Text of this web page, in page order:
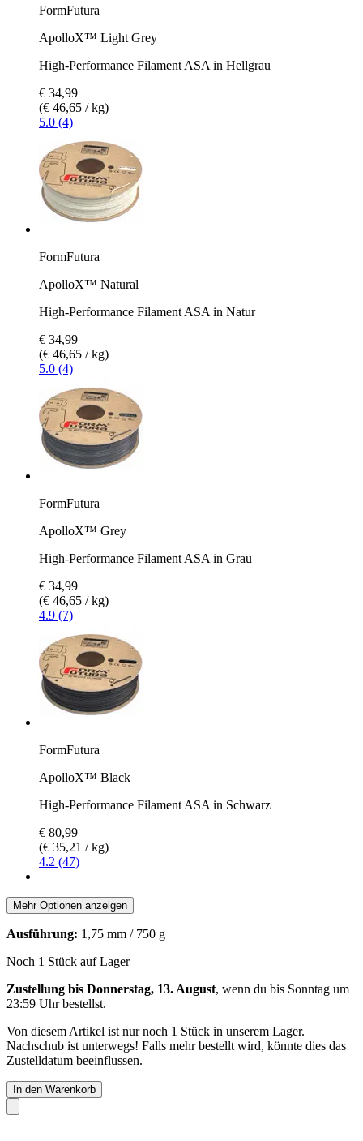
FormFutura
ApolloX™ Light Grey
High-Performance Filament ASA in Hellgrau
€ 34,99
(€ 46,65 / kg)
5.0 (4)
FormFutura
ApolloX™ Natural
High-Performance Filament ASA in Natur
€ 34,99
(€ 46,65 / kg)
5.0 (4)
FormFutura
ApolloX™ Grey
High-Performance Filament ASA in Grau
€ 34,99
(€ 46,65 / kg)
4.9 (7)
FormFutura
ApolloX™ Black
High-Performance Filament ASA in Schwarz
€ 80,99
(€ 35,21 / kg)
4.2 (47)
Mehr Optionen anzeigen
Ausführung: 1,75 mm / 750 g
Noch 1 Stück auf Lager
Zustellung bis Donnerstag, 13. August, wenn du bis Sonntag um
23:59 Uhrbestellst.
Von diesem Artikel ist nur noch 1 Stück in unserem Lager.
Nachschub ist unterwegs! Falls mehr bestellt wird, könnte dies das
Zustelldatum beeinflussen.
In den Warenkorb